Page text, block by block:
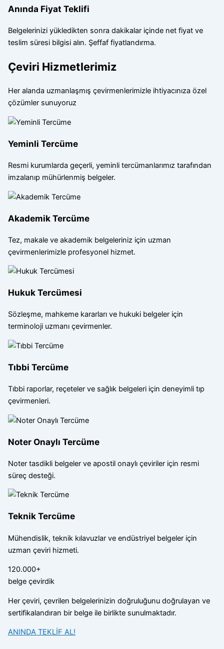
Anında Fiyat Teklifi
Belgelerinizi yükledikten sonra dakikalar içinde net fiyat ve
teslim süresi bilgisi alın. Şeffaf fiyatlandırma.
Çeviri Hizmetlerimiz
Her alanda uzmanlaşmış çevirmenlerimizle ihtiyacınıza özel
çözümler sunuyoruz
Yeminli Tercüme
Resmi kurumlarda geçerli, yeminli tercümanlarımız tarafından
imzalanıp mühürlenmiş belgeler.
Akademik Tercüme
Tez, makale ve akademik belgeleriniz için uzman
çevirmenlerimizle profesyonel hizmet.
Hukuk Tercümesi
Sözleşme, mahkeme kararları ve hukuki belgeler için
terminoloji uzmanı çevirmenler.
Tıbbi Tercüme
Tıbbi raporlar, reçeteler ve sağlık belgeleri için deneyimli tıp
çevirmenleri.
Noter Onaylı Tercüme
Noter tasdikli belgeler ve apostil onaylı çeviriler için resmi
süreç desteği.
Teknik Tercüme
Mühendislik, teknik kılavuzlar ve endüstriyel belgeler için
uzman çeviri hizmeti.
120.000+
belge çevirdik
Her çeviri, çevrilen belgelerinizin doğruluğunu doğrulayan ve
sertifikalandıran bir belge ile birlikte sunulmaktadır.
ANINDA TEKLİF AL!